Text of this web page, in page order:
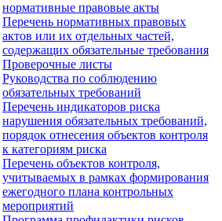
нормативные правовые акты
Перечень нормативных правовых
актов или их отдельных частей,
содержащих обязательные требования
Проверочные листы
Руководства по соблюдению
обязательных требований
Перечень индикаторов риска
нарушения обязательных требований,
порядок отнесения объектов контроля
к категориям риска
Перечень объектов контроля,
учитываемых в рамках формирования
ежегодного плана контрольных
мероприятий